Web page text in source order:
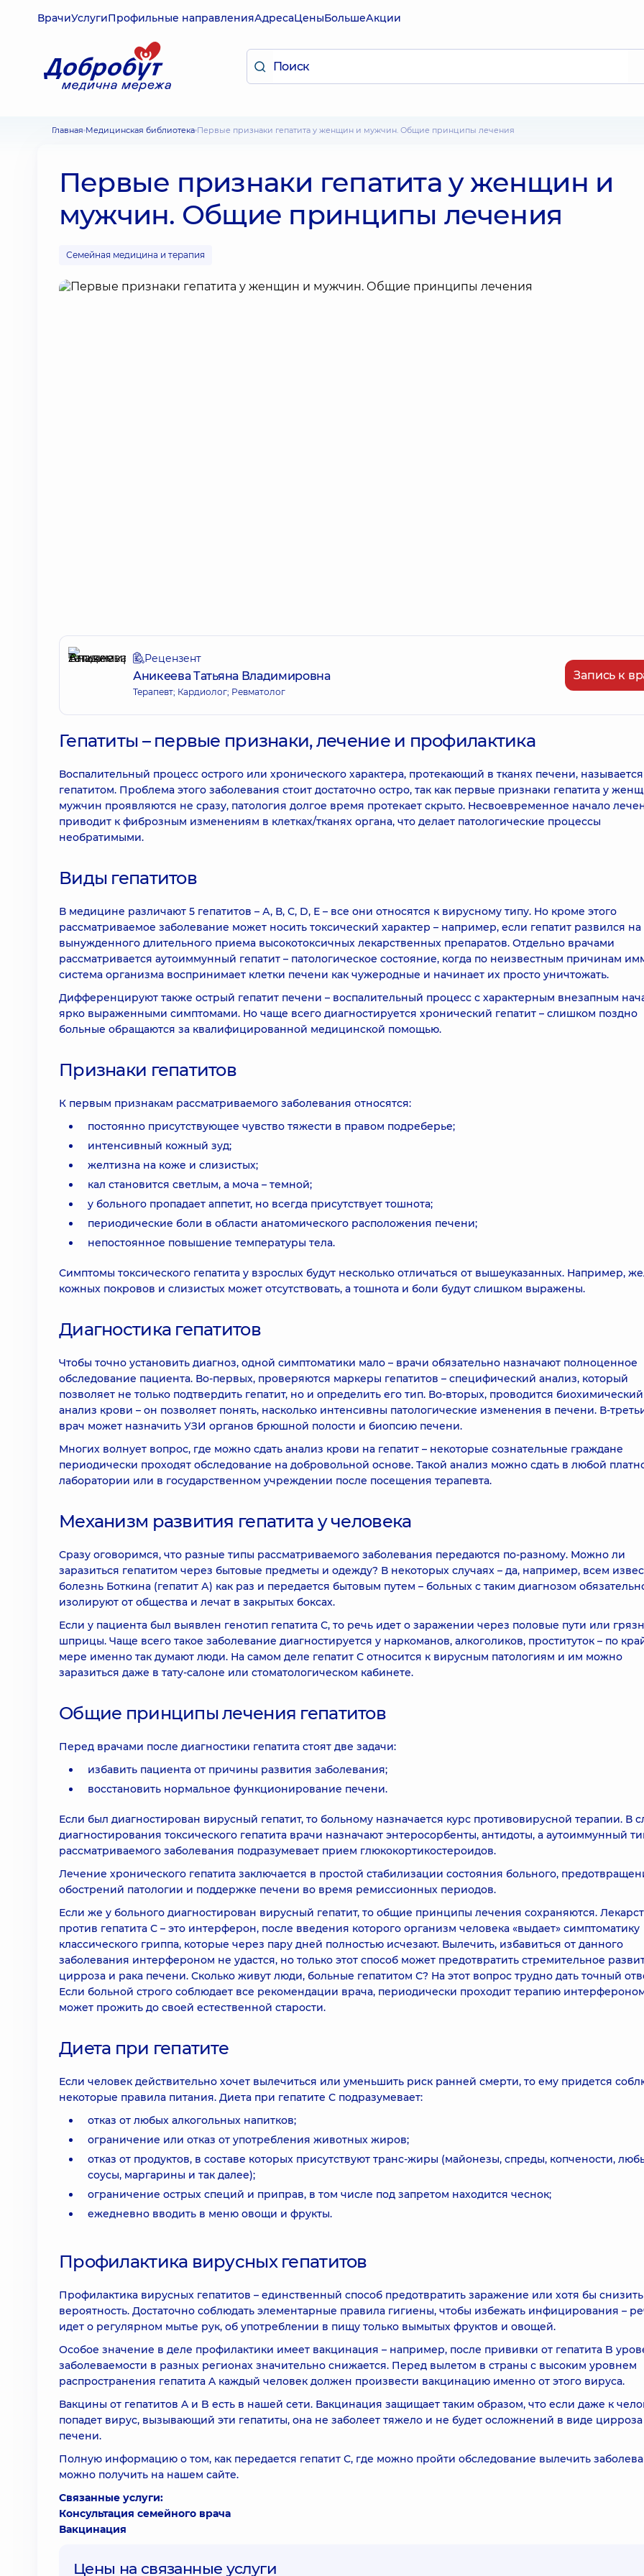
ВрачиУслугиПрофильные направленияАдресаЦеныБольшеАкции
Главная Медицинская библиотека Первые признаки гепатита у женщин и мужчин. Общие принципы лечения
Первые признаки гепатита у женщин и
мужчин. Общие принципы лечения
Семейная медицина и терапия
Рецензент
Аникеева Татьяна Владимировна
Терапевт; Кардиолог; Ревматолог
Запись к
Гепатиты – первые признаки, лечение и профилактика
Воспалительный процесс острого или хронического характера, протекающий в тканях печени, называется
гепатитом. Проблема этого заболевания стоит достаточно остро, так как первые признаки гепатита у
мужчин проявляются не сразу, патология долгое время протекает скрыто. Несвоевременное начало
приводит к фиброзным изменениям в клетках/тканях органа, что делает патологические процессы
необратимыми.
Виды гепатитов
В медицине различают 5 гепатитов – А, В, С, D, Е – все они относятся к вирусному типу. Но кроме этого
рассматриваемое заболевание может носить токсический характер – например, если гепатит развился
вынужденного длительного приема высокотоксичных лекарственных препаратов. Отдельно врачами
рассматривается аутоиммунный гепатит – патологическое состояние, когда по неизвестным причинам
система организма воспринимает клетки печени как чужеродные и начинает их просто уничтожать.
Дифференцируют также острый гепатит печени – воспалительный процесс с характерным внезапным
ярко выраженными симптомами. Но чаще всего диагностируется хронический гепатит – слишком поздно
больные обращаются за квалифицированной медицинской помощью.
Признаки гепатитов
К первым признакам рассматриваемого заболевания относятся:
постоянно присутствующее чувство тяжести в правом подреберье;
интенсивный кожный зуд;
желтизна на коже и слизистых;
кал становится светлым, а моча – темной;
у больного пропадает аппетит, но всегда присутствует тошнота;
периодические боли в области анатомического расположения печени;
непостоянное повышение температуры тела.
Симптомы токсического гепатита у взрослых будут несколько отличаться от вышеуказанных. Например,
кожных покровов и слизистых может отсутствовать, а тошнота и боли будут слишком выражены.
Диагностика гепатитов
Чтобы точно установить диагноз, одной симптоматики мало – врачи обязательно назначают полноценное
обследование пациента. Во-первых, проверяются маркеры гепатитов – специфический анализ, который
позволяет не только подтвердить гепатит, но и определить его тип. Во-вторых, проводится биохимический
анализ крови – он позволяет понять, насколько интенсивны патологические изменения в печени. В-
врач может назначить УЗИ органов брюшной полости и биопсию печени.
Многих волнует вопрос, где можно сдать анализ крови на гепатит – некоторые сознательные граждане
периодически проходят обследование на добровольной основе. Такой анализ можно сдать в любой
лаборатории или в государственном учреждении после посещения терапевта.
Механизм развития гепатита у человека
Сразу оговоримся, что разные типы рассматриваемого заболевания передаются по-разному. Можно ли
заразиться гепатитом через бытовые предметы и одежду? В некоторых случаях – да, например, всем
болезнь Боткина (гепатит А) как раз и передается бытовым путем – больных с таким диагнозом
изолируют от общества и лечат в закрытых боксах.
Если у пациента был выявлен генотип гепатита С, то речь идет о заражении через половые пути или
шприцы. Чаще всего такое заболевание диагностируется у наркоманов, алкоголиков, проституток – по
мере именно так думают люди. На самом деле гепатит С относится к вирусным патологиям и им можно
заразиться даже в тату-салоне или стоматологическом кабинете.
Общие принципы лечения гепатитов
Перед врачами после диагностики гепатита стоят две задачи:
избавить пациента от причины развития заболевания;
восстановить нормальное функционирование печени.
Если был диагностирован вирусный гепатит, то больному назначается курс противовирусной терапии. В
диагностирования токсического гепатита врачи назначают энтеросорбенты, антидоты, а аутоиммунный
рассматриваемого заболевания подразумевает прием глюкокортикостероидов.
Лечение хронического гепатита заключается в простой стабилизации состояния больного,
обострений патологии и поддержке печени во время ремиссионных периодов.
Если же у больного диагностирован вирусный гепатит, то общие принципы лечения сохраняются.
против гепатита С – это интерферон, после введения которого организм человека «выдает» симптоматику
классического гриппа, которые через пару дней полностью исчезают. Вылечить, избавиться от данного
заболевания интерфероном не удастся, но только этот способ может предотвратить стремительное
цирроза и рака печени. Сколько живут люди, больные гепатитом С? На этот вопрос трудно дать точный
Если больной строго соблюдает все рекомендации врача, периодически проходит терапию
может прожить до своей естественной старости.
Диета при гепатите
Если человек действительно хочет вылечиться или уменьшить риск ранней смерти, то ему придется
некоторые правила питания. Диета при гепатите С подразумевает:
отказ от любых алкогольных напитков;
ограничение или отказ от употребления животных жиров;
отказ от продуктов, в составе которых присутствуют транс-жиры (майонезы, спреды, копчености,
соусы, маргарины и так далее);
ограничение острых специй и приправ, в том числе под запретом находится чеснок;
ежедневно вводить в меню овощи и фрукты.
Профилактика вирусных гепатитов
Профилактика вирусных гепатитов – единственный способ предотвратить заражение или хотя бы
вероятность. Достаточно соблюдать элементарные правила гигиены, чтобы избежать инфицирования –
идет о регулярном мытье рук, об употреблении в пищу только вымытых фруктов и овощей.
Особое значение в деле профилактики имеет вакцинация – например, после прививки от гепатита B
заболеваемости в разных регионах значительно снижается. Перед вылетом в страны с высоким уровнем
распространения гепатита A каждый человек должен произвести вакцинацию именно от этого вируса.
Вакцины от гепатитов A и B есть в нашей сети. Вакцинация защищает таким образом, что если даже к
попадет вирус, вызывающий эти гепатиты, она не заболеет тяжело и не будет осложнений в виде
печени.
Полную информацию о том, как передается гепатит С, где можно пройти обследование вылечить
можно получить на нашем сайте.
Связанные услуги:
Консультация семейного врача
Вакцинация
Цены на связанные услуги